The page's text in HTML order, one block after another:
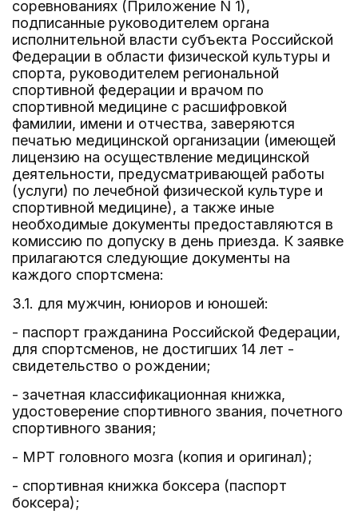
соревнованиях (Приложение N 1),
подписанные руководителем органа
исполнительной власти субъекта Российской
Федерации в области физической культуры и
спорта, руководителем региональной
спортивной федерации и врачом по
спортивной медицине с расшифровкой
фамилии, имени и отчества, заверяются
печатью медицинской организации (имеющей
лицензию на осуществление медицинской
деятельности, предусматривающей работы
(услуги) по лечебной физической культуре и
спортивной медицине), а также иные
необходимые документы предоставляются в
комиссию по допуску в день приезда. К заявке
прилагаются следующие документы на
каждого спортсмена:
3.1. для мужчин, юниоров и юношей:
- паспорт гражданина Российской Федерации,
для спортсменов, не достигших 14 лет -
свидетельство о рождении;
- зачетная классификационная книжка,
удостоверение спортивного звания, почетного
спортивного звания;
- МРТ головного мозга (копия и оригинал);
- спортивная книжка боксера (паспорт
боксера);